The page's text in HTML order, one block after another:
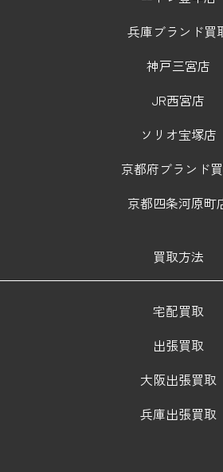
兵庫ブランド買
神戸三宮店
JR西宮店
ソリオ宝塚店
京都府ブランド
京都四条河原町
買取方法
宅配買取
出張買取
大阪出張買取
兵庫出張買取